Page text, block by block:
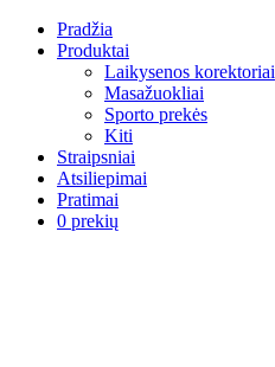
Pradžia
Produktai
Laikysenos korektoriai
Masažuokliai
Sporto prekės
Kiti
Straipsniai
Atsiliepimai
Pratimai
0 prekių